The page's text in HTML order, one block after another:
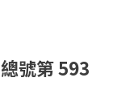
號第 593